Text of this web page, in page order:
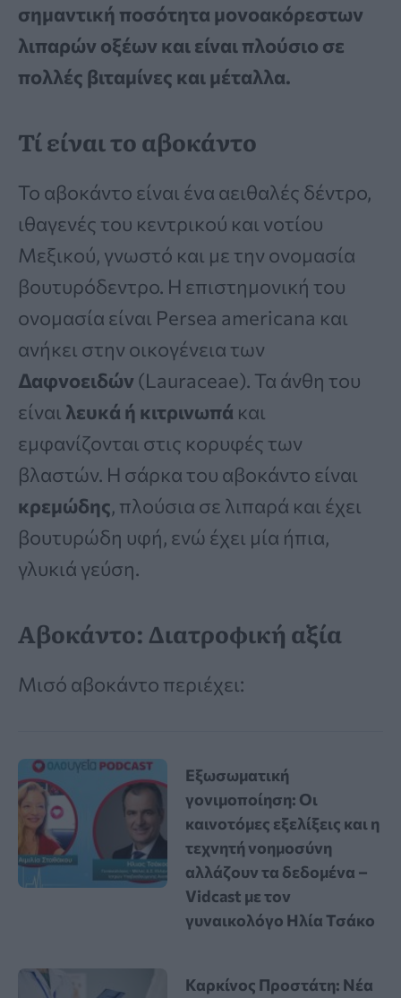
σημαντική ποσότητα μονοακόρεστων
λιπαρών οξέων και είναι πλούσιο σε
πολλές βιταμίνες και μέταλλα.
Τί είναι το αβοκάντο
Το αβοκάντο είναι ένα αειθαλές δέντρο,
ιθαγενές του κεντρικού και νοτίου
Μεξικού, γνωστό και με την ονομασία
βουτυρόδεντρο. Η επιστημονική του
ονομασία είναι Persea americana και
ανήκει στην οικογένεια των
Δαφνοειδών (Lauraceae). Τα άνθη του
είναι λευκά ή κιτρινωπά και
εμφανίζονται στις κορυφές των
βλαστών. Η σάρκα του αβοκάντο είναι
κρεμώδης, πλούσια σε λιπαρά και έχει
βουτυρώδη υφή, ενώ έχει μία ήπια,
γλυκιά γεύση.
Αβοκάντο: Διατροφική αξία
Μισό αβοκάντο περιέχει:
Εξωσωματική
γονιμοποίηση: Οι
καινοτόμες εξελίξεις και η
τεχνητή νοημοσύνη
αλλάζουν τα δεδομένα –
Vidcast με τον
γυναικολόγο Ηλία Τσάκο
Καρκίνος Προστάτη: Νέα